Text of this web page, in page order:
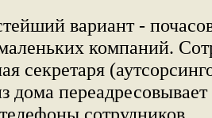
вариант -
компаний.
секретаря
дома
сотрудников